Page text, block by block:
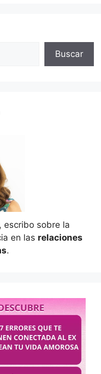
Buscar
, escribo sobre la
en las relaciones
.